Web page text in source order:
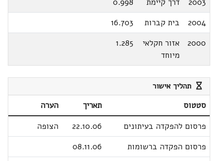
2004
בית קברות
16.703
2000
אזור חקלאי
מיוחד
1.285
תהליך אישור
סטטוס תאריך
הערה
פרסום להפקדה בעיתונים
22.10.06
הצופה
פרסום הפקדה ברשומות
08.11.06